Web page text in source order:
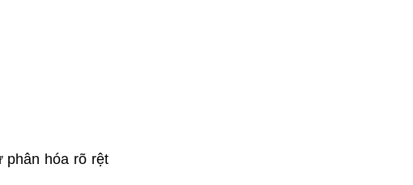
phân hóa rõ rệt